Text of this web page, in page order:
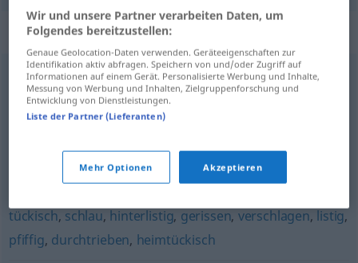
Synonyme für "clever"
pfiffig (ugs.),gescheit,geschickt,schlau,raffiniert
erfinderisch,aufgeweckt,einfallsreich
tückisch, schlau, hinterlistig, gerissen, verschlagen, listig,
pfiffig, durchtrieben, heimtückisch
Wir und unsere Partner verarbeiten Daten, um
Folgendes bereitzustellen:
Genaue Geolocation-Daten verwenden. Geräteeigenschaften zur
Identifikation aktiv abfragen. Speichern von und/oder Zugriff auf
Informationen auf einem Gerät. Personalisierte Werbung und Inhalte,
Messung von Werbung und Inhalten, Zielgruppenforschung und
Entwicklung von Dienstleistungen.
Liste der Partner (Lieferanten)
Mehr Optionen Akzeptieren